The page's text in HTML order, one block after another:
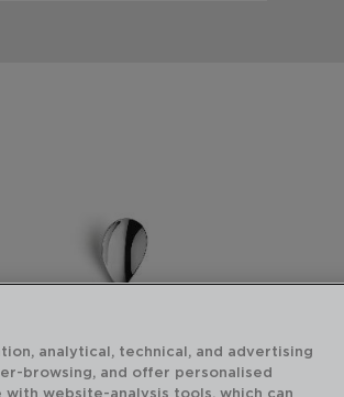
analytical, technical, and advertising
browsing, and offer personalised